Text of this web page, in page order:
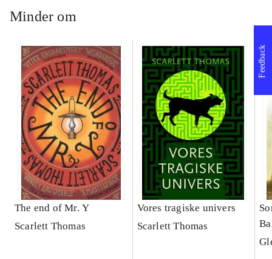
Minder om
The end of Mr. Y
Scarlett Thomas
Vores tragiske univers
Scarlett Thomas
Feedback